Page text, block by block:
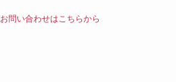
お問い合わせはこちらから